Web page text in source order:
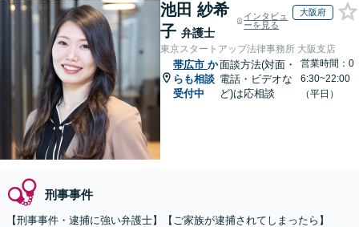
池田 紗希
子 弁護士
インタビュ
ーを見る
大阪府
東京スタートアップ法律事務所 大阪支店
帯広市 か
らも相談
受付中
面談方法(対面・
電話・ビデオな
ど)は応相談
営業時間：0
6:30~22:00
（平日）
刑事事件
【刑事事件・逮捕に強い弁護士】【ご家族が逮捕されてしまったら】